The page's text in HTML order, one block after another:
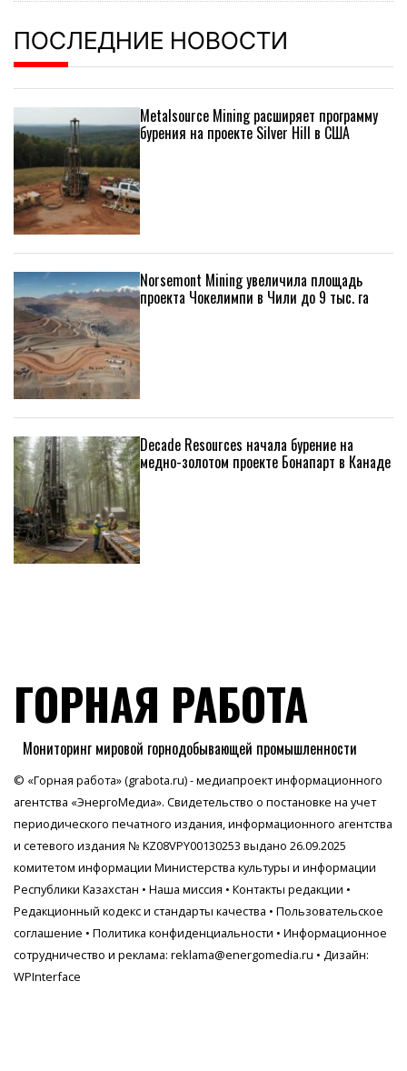
ПОСЛЕДНИЕ НОВОСТИ
Metalsource Mining расширяет программу
бурения на проекте Silver Hill в США
Norsemont Mining увеличила площадь
проекта Чокелимпи в Чили до 9 тыс. га
Decade Resources начала бурение на
медно-золотом проекте Бонапарт в Канаде
ГОРНАЯ РАБОТА
Мониторинг мировой горнодобывающей промышленности
© «Горная работа» (grabota.ru) - медиапроект информационного
агентства «ЭнергоМедиа». Свидетельство о постановке на учет
периодического печатного издания, информационного агентства
и сетевого издания № KZ08VPY00130253 выдано 26.09.2025
комитетом информации Министерства культуры и информации
Республики Казахстан • Наша миссия • Контакты редакции •
Редакционный кодекс и стандарты качества • Пользовательское
соглашение • Политика конфиденциальности • Информационное
сотрудничество и реклама: reklama@energomedia.ru • Дизайн:
WPInterface